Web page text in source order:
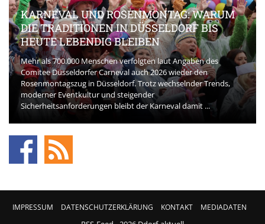
KARNEVAL UND ROSENMONTAG: WARUM
DIE TRADITIONEN IN DÜSSELDORF BIS
HEUTE LEBENDIG BLEIBEN
Mehr als 700.000 Menschen verfolgten laut Angaben des
Comitee Düsseldorfer Carneval auch 2026 wieder den
Rosenmontagszug in Düsseldorf. Trotz wechselnder Trends,
moderner Eventkultur und steigender
Sicherheitsanforderungen bleibt der Karneval damit ...
IMPRESSUM DATENSCHUTZERKLÄRUNG KONTAKT MEDIADATEN